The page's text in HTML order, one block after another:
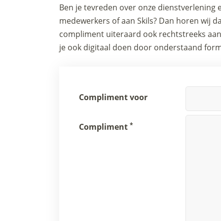
Ben je tevreden over onze dienstverlening
medewerkers of aan Skils? Dan horen wij
compliment uiteraard ook rechtstreeks
je ook digitaal doen door onderstaand
Compliment voor
Compliment *